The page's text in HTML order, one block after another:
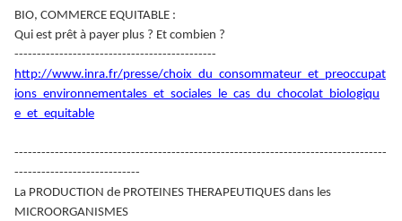
BIO, COMMERCE EQUITABLE :
Qui est prêt à payer plus ? Et combien ?
---------------------------------------------
http://www.inra.fr/presse/choix_du_consommateur_et_preoccupat
ions_environnementales_et_sociales_le_cas_du_chocolat_biologiqu
e_et_equitable
-----------------------------------------------------------------------------------
----------------------------
La PRODUCTION de PROTEINES THERAPEUTIQUES dans les
MICROORGANISMES